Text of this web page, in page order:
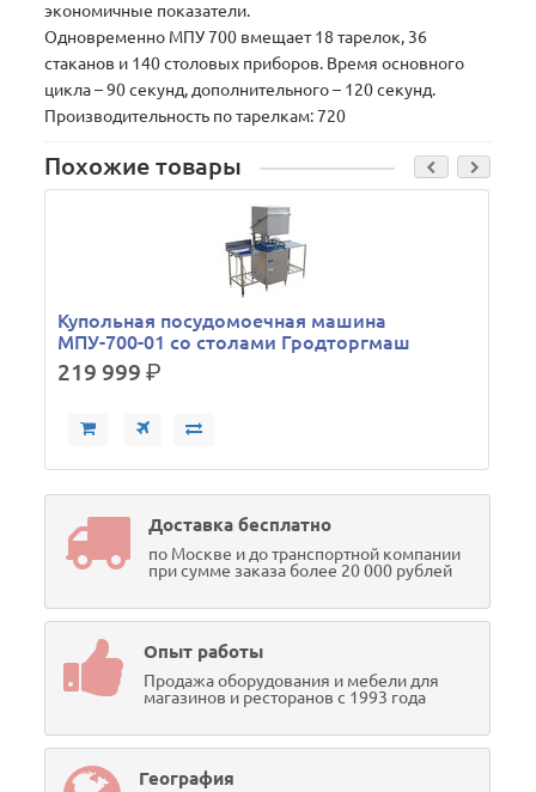
экономичные показатели.
Одновременно МПУ 700 вмещает 18 тарелок, 36
стаканов и 140 столовых приборов. Время основного
цикла – 90 секунд, дополнительного – 120 секунд.
Производительность по тарелкам: 720
Похожие товары
Купольная посудомоечная машина
МПУ-700-01 со столами Гродторгмаш
219 999р.
Доставка бесплатно
по Москве и до транспортной компании
при сумме заказа более 20 000 рублей
Опыт работы
Продажа оборудования и мебели для
магазинов и ресторанов с 1993 года
География